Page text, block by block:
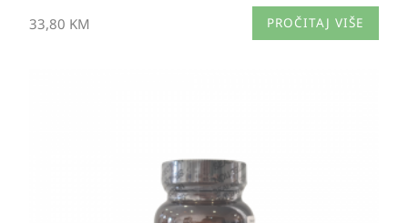
33,80 KM PROČITAJ VIŠE